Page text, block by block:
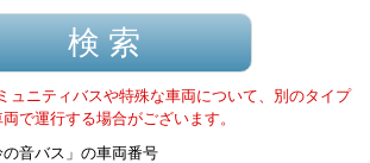
ュニティバスや特殊な車両について、別のタイプ
で運行する場合がございます。
音バス 」 の車両番号